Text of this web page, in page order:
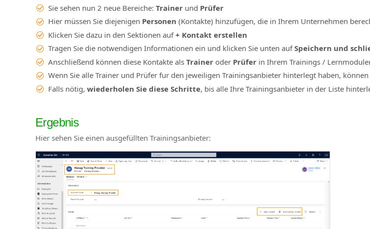
Sie sehen nun 2 neue Bereiche: Trainer und Prüfer
Hier müssen Sie diejenigen Personen (Kontakte) hinzufügen, die in Ihrem Unternehmen
Klicken Sie dazu in den Sektionen auf+ Kontakt erstellen
Tragen Sie die notwendigen Informationen ein und klicken Sie unten aufSpeichern und
Anschließend können diese Kontakte als Trainer oder Prüfer in Ihrem Trainings /
Wenn Sie alle Trainer und Prüfer fur den jeweiligen Trainingsanbieter hinterlegt haben, können
Falls nötig, wiederholen Sie diese Schritte, bis alle Ihre Trainingsanbieter in der Liste
Ergebnis
Hier sehen Sie einen ausgefüllten Trainingsanbieter: